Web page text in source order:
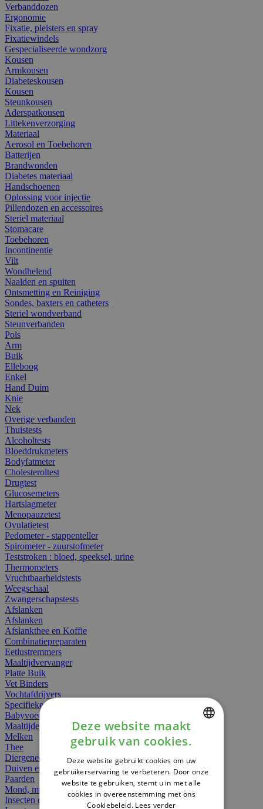
Verbanddozen
Ergonomie
Fixatie, pleisters en spray
Fixatiewindels
Gespecialiseerde wondzorg
Kousen
Armkousen
Diabeteskousen
Kousen
Steunkousen
Aderspatkousen
Littekenverzorging
Materiaal
Aerosol en Toebehoren
Batterijen
Brandwonden
Diabetes materiaal
Handschoenen
Oplossing voor injectie
Pillendozen en accessoires
Steriel materiaal
Stomacare
Toebehoren
Incontinentie
Vilt
Wondhelend
Naalden en spuiten
Ontsmetting en Reiniging
Sondes, baxters en catheters
Steriel wondverband
Steunverbanden
Pols
Arm
Buik
Elleboog
Enkel
Hand Duim
Knie
Nek
Overige verbanden
Thuistests
Alcoholtests
Bloeddrukmeters
Bodyfatmeter
Cholesteroltest
Drugtest
Glucosemeters
Hartslagmeter
Menopauzetest
Ovulatietest
Pedometer - stappenteller
Spirometer - zuurstofmeter
Teststroken : bloed, speeksel, urine
Thermometers
Vruchtbaarheidstests
Weegschaal
Zwangerschapstests
Afslanken
Afslanken
Afslankthee en Koffie
Combinatiepreparaten
Eetlustremmers
Maaltijdvervanger
Platte Buik
Vet Binders
Vochtafdrijvers
Specifieke Voeding
Babyvoeding
Maaltijden
Melken
Thee
Diergeneesmiddelen
Duiven en vogels
Paarden
Mond, muil of snavel
Insecten dieren
DUTCH
FRENCH
ENGLISH
Deze website maakt
gebruik van cookies.
Deze website gebruikt cookies om uw
gebruikerservaring te verbeteren. Door onze
website te gebruiken, stemt u in met alle
cookies in overeenstemming met ons
Cookiebeleid. Lees verder